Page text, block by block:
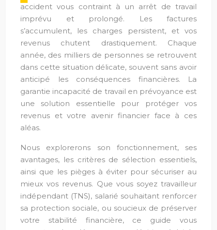
accident vous contraint à un arrêt de travail
imprévu et prolongé. Les factures
s’accumulent, les charges persistent, et vos
revenus chutent drastiquement. Chaque
année, des milliers de personnes se retrouvent
dans cette situation délicate, souvent sans avoir
anticipé les conséquences financières. La
garantie incapacité de travail en prévoyance est
une solution essentielle pour protéger vos
revenus et votre avenir financier face à ces
aléas.
Nous explorerons son fonctionnement, ses
avantages, les critères de sélection essentiels,
ainsi que les pièges à éviter pour sécuriser au
mieux vos revenus. Que vous soyez travailleur
indépendant (TNS), salarié souhaitant renforcer
sa protection sociale, ou soucieux de préserver
votre stabilité financière, ce guide vous